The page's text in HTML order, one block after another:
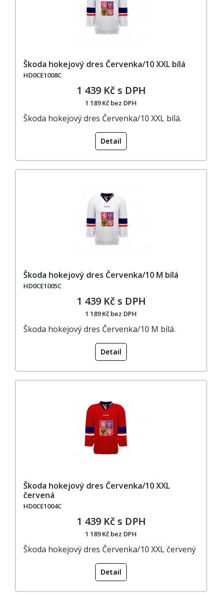
Škoda hokejový dres Červenka/10 XXL bílá
HD0CE1008C
1 439 Kč s DPH
1 189 Kč bez DPH
Škoda hokejový dres Červenka/10 XXL bílá.
Detail
Škoda hokejový dres Červenka/10 M bílá
HD0CE1005C
1 439 Kč s DPH
1 189 Kč bez DPH
Škoda hokejový dres Červenka/10 M bílá.
Detail
Škoda hokejový dres Červenka/10 XXL
červená
HD0CE1004C
1 439 Kč s DPH
1 189 Kč bez DPH
Škoda hokejový dres Červenka/10 XXL červený
Detail